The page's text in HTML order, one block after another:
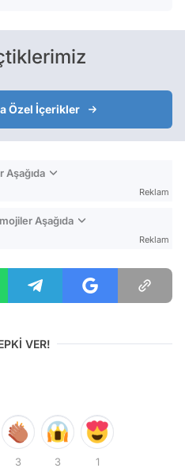
Özel İçerikler
Aşağıda
Reklam
Aşağıda
Reklam
VER!
3 3 1